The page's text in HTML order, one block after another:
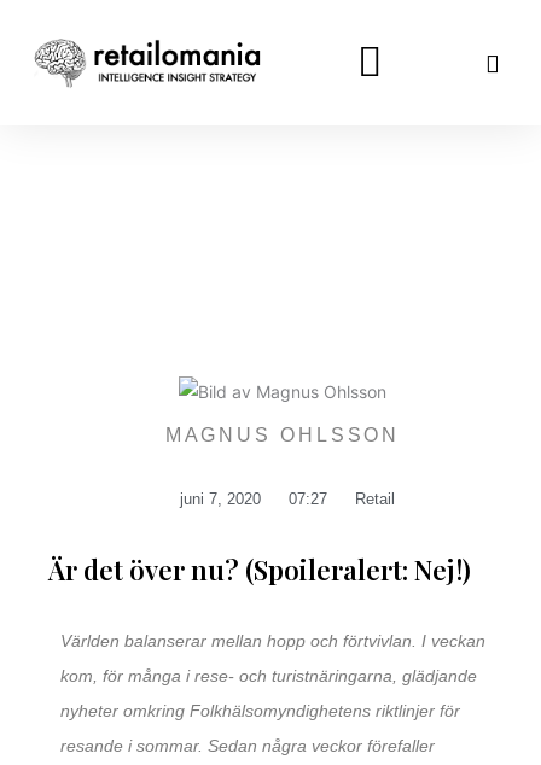
innehåll
MAGNUS OHLSSON
juni 7, 2020 07:27 Retail
Är det över nu? (Spoileralert: Nej!)
Världen balanserar mellan hopp och förtvivlan. I veckan
kom, för många i rese- och turistnäringarna, glädjande
nyheter omkring Folkhälsomyndighetens riktlinjer för
resande i sommar. Sedan några veckor förefaller